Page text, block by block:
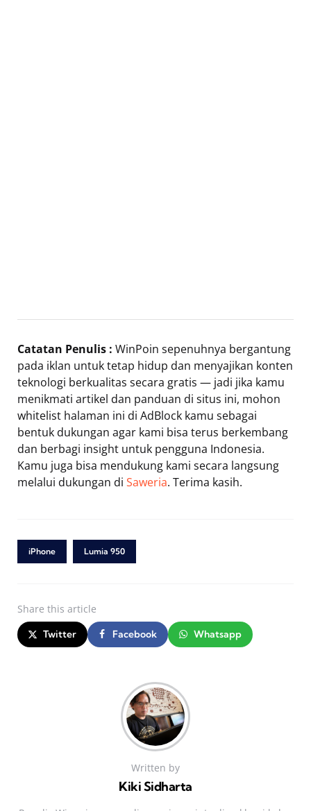
Catatan Penulis : WinPoin sepenuhnya bergantung
pada iklan untuk tetap hidup dan menyajikan konten
teknologi berkualitas secara gratis — jadi jika kamu
menikmati artikel dan panduan di situs ini, mohon
whitelist halaman ini di AdBlock kamu sebagai
bentuk dukungan agar kami bisa terus berkembang
dan berbagi insight untuk pengguna Indonesia.
Kamu juga bisa mendukung kami secara langsung
melalui dukungan di Saweria. Terima kasih.
iPhone Lumia 950
Share this article
Twitter Facebook Whatsapp
Written by
Kiki Sidharta